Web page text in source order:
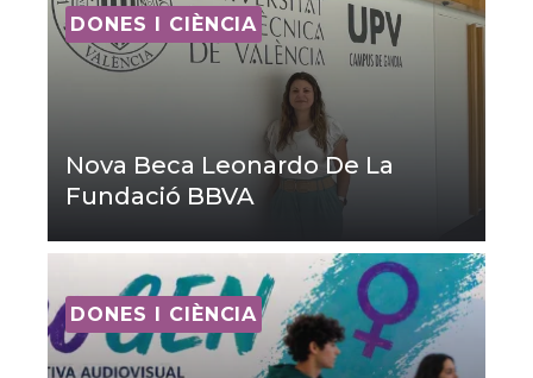
DONES I CIÈNCIA
Nova Beca Leonardo De La
Fundació BBVA
DONES I CIÈNCIA